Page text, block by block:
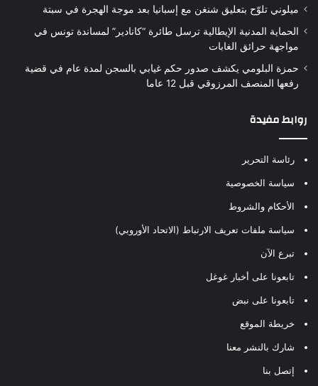
ميلوني تلوّح بتعليق شنغن مع إسبانيا بعد موجة الهجرة في سبتة
الحماية المدنية الإيطالية ترسل طائرة “كانادير” لمساندة تونس في
مواجهة حرائق الغابات
حمزة البلومي يكشف صدور حكم غيابي بالسجن لمدة عام في قضية
رفعها المنصف المرزوقي قبل 12 عاما
روابط مفيدة
رئاسة التحرير
سياسة الخصوصية
الأحكام والشروط
سياسة ملفات تعريف الارتباط (الاتحاد الأوروبي)
تبرع الآن
تابعونا على أخبار غوغل
تابعونا على نبض
خريطة الموقع
شارك بالنشر معنا
إتصل بنا